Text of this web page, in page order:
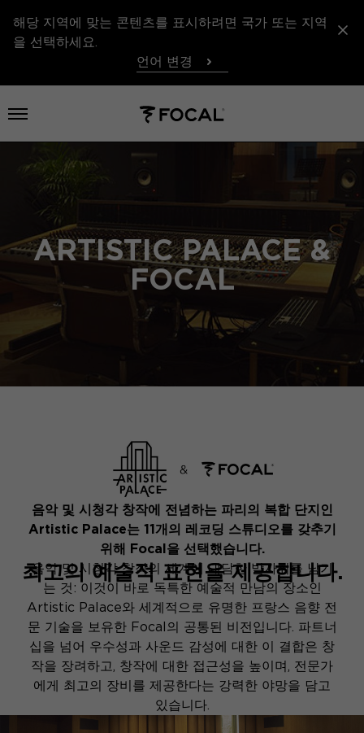
해당 지역에 맞는 콘텐츠를 표시하려면 국가 또는 지역
을 선택하세요.
언어 변경
메뉴 열기
ARTISTIC PALACE &
FOCAL
음악 및 시청각 창작에 전념하는 파리의 복합 단지인
Artistic Palace는 11개의 레코딩 스튜디오를 갖추기
위해 Focal을 선택했습니다.
최고의 예술적 표현을 제공합니다.
음악 및 시청각 창작의 세계에 대담한 발자취를 남기
는 것: 이것이 바로 독특한 예술적 만남의 장소인
Artistic Palace와 세계적으로 유명한 프랑스 음향 전
문 기술을 보유한 Focal의 공통된 비전입니다. 파트너
십을 넘어 우수성과 사운드 감성에 대한 이 결합은 창
작을 장려하고, 창작에 대한 접근성을 높이며, 전문가
에게 최고의 장비를 제공한다는 강력한 야망을 담고
있습니다.